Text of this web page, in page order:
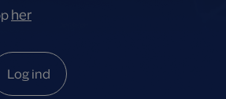
her
Log ind